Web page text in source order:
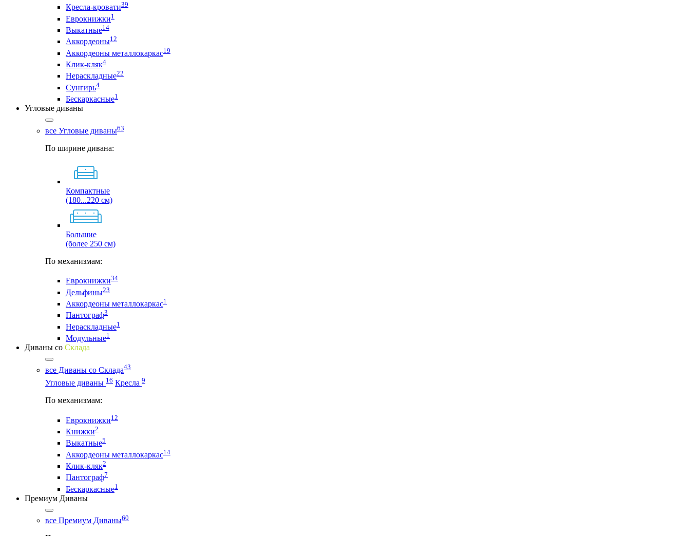
Кресла-кровати39
Еврокнижки1
Выкатные14
Аккордеоны12
Аккордеоны металлокаркас19
Клик-кляк4
Нераскладные22
Сунгирь4
Бескаркасные1
Угловые диваны
все Угловые диваны63
По ширине дивана:
Компактные
(180...220 см)
Большие
(более 250 см)
По механизмам:
Еврокнижки34
Дельфины23
Аккордеоны металлокаркас1
Пантограф3
Нераскладные1
Модульные1
Диваны со Склада
все Диваны со Склада43
Угловые диваны 16 Кресла 9
По механизмам:
Еврокнижки12
Книжки2
Выкатные5
Аккордеоны металлокаркас14
Клик-кляк2
Пантограф7
Бескаркасные1
Премиум Диваны
все Премиум Диваны60